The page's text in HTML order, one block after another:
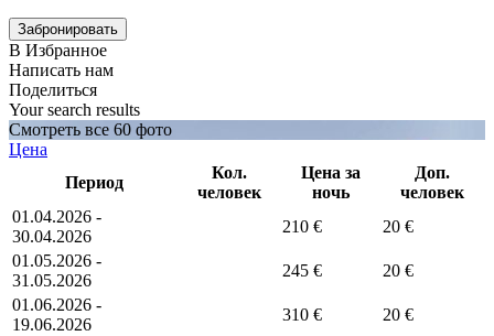
В Избранное
Написать нам
Поделиться
Your search results
Смотреть все 60 фото
Цена
Период
Кол.
человек
Цена за
ночь
Доп.
человек
01.04.2026 -
30.04.2026
210 €
20 €
01.05.2026 -
31.05.2026
245 €
20 €
01.06.2026 -
19.06.2026
310 € 20 €